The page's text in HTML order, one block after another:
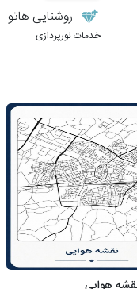
روشنایی هاتو
خدمات نورپردازی